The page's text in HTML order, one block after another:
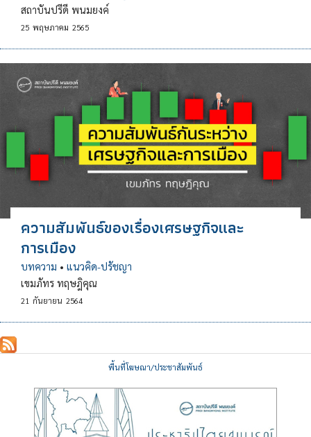
สถาบันปรีดี พนมยงค์
25 พฤษภาคม 2565
ความสัมพันธ์ของเรื่องเศรษฐกิจและ
การเมือง
บทความ • แนวคิด-ปรัชญา
เขมภัทร ทฤษฎิคุณ
21 กันยายน 2564
พื้นที่โฆษณา/ประชาสัมพันธ์